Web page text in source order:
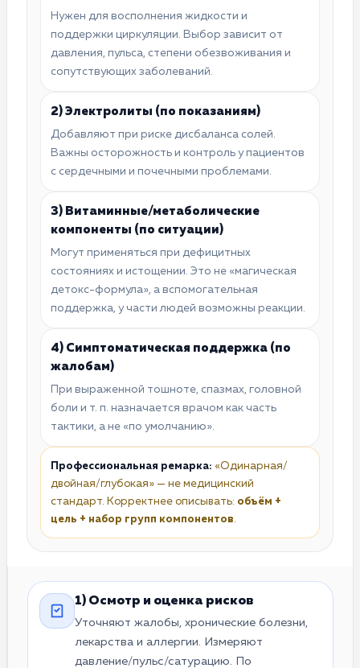
Нужен для восполнения жидкости и
поддержки циркуляции. Выбор зависит от
давления, пульса, степени обезвоживания и
сопутствующих заболеваний.
2) Электролиты (по показаниям)
Добавляют при риске дисбаланса солей.
Важны осторожность и контроль у пациентов
с сердечными и почечными проблемами.
3) Витаминные/метаболические
компоненты (по ситуации)
Могут применяться при дефицитных
состояниях и истощении. Это не «магическая
детокс-формула», а вспомогательная
поддержка, у части людей возможны реакции.
4) Симптоматическая поддержка (по
жалобам)
При выраженной тошноте, спазмах, головной
боли и т. п. назначается врачом как часть
тактики, а не «по умолчанию».
Профессиональная ремарка: «Одинарная/
двойная/глубокая» — не медицинский
стандарт. Корректнее описывать: объём +
цель + набор групп компонентов.
1) Осмотр и оценка рисков
Уточняют жалобы, хронические болезни,
лекарства и аллергии. Измеряют
давление/пульс/сатурацию. По